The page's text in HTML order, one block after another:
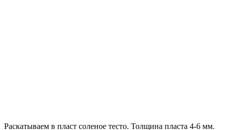
Раскатываем в пласт соленое тесто. Толщина пласта 4-6 мм.